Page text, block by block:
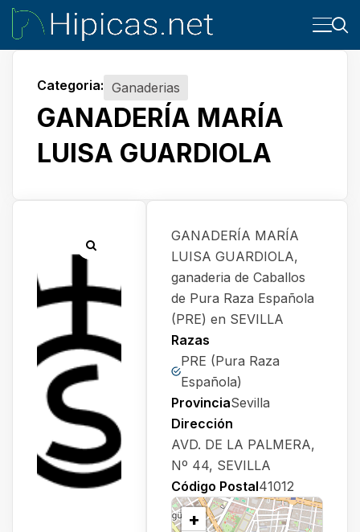
Categoria: Ganaderias
GANADERÍA MARÍA
LUISA GUARDIOLA
GANADERÍA MARÍA
LUISA GUARDIOLA,
ganaderia de Caballos
de Pura Raza Española
(PRE) en SEVILLA
Razas
PRE (Pura Raza
Española)
ProvinciaSevilla
Dirección
AVD. DE LA PALMERA,
Nº 44, SEVILLA
Código Postal41012
+